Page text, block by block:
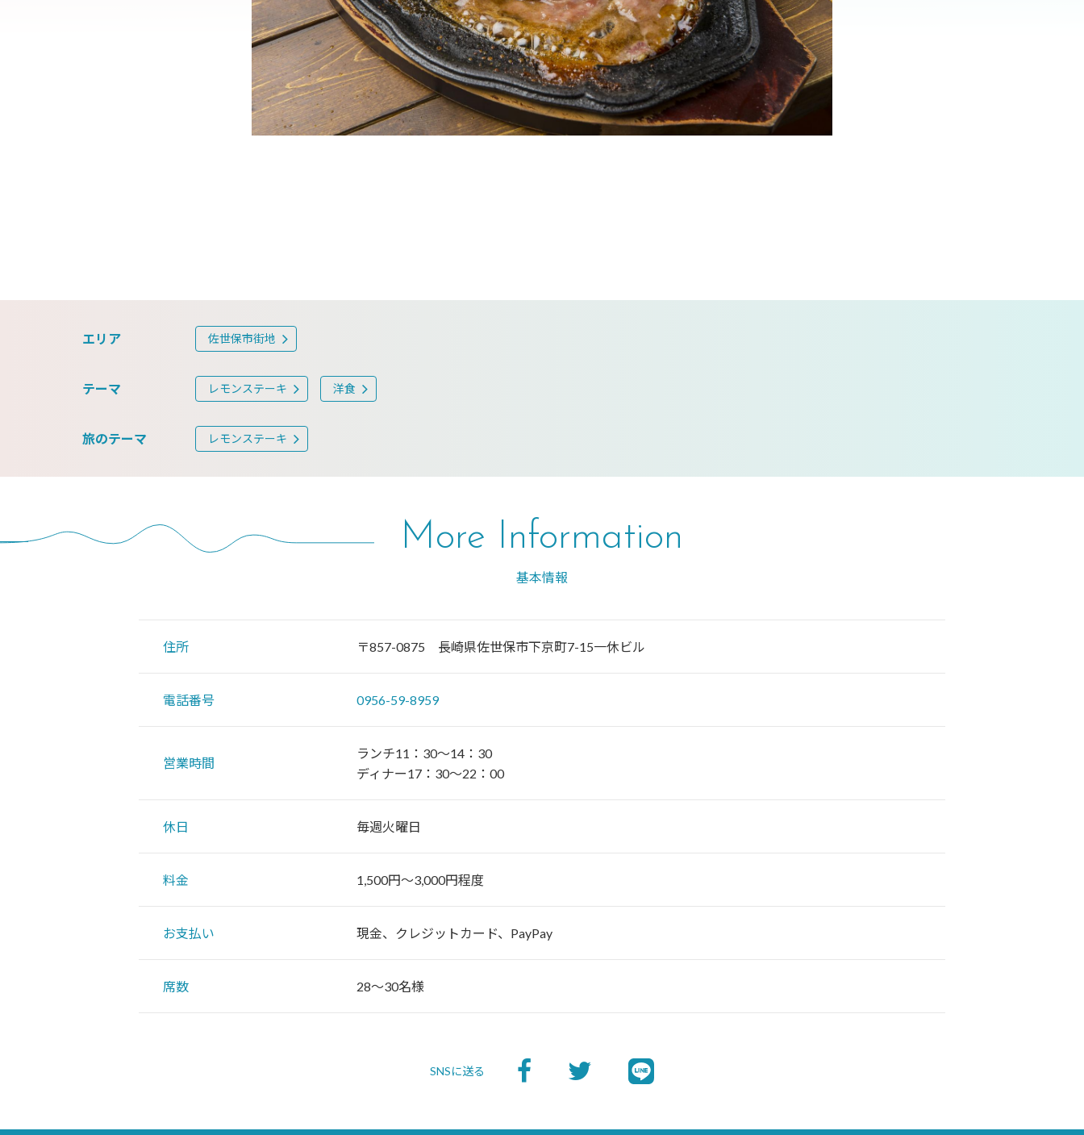
エリア 佐世保市街地
テーマ レモンステーキ 洋食
旅のテーマ レモンステーキ
More Information
基本情報
住所 〒857-0875 長崎県佐世保市下京町7-15一休ビル
電話番号 0956-59-8959
営業時間
ランチ11：30～14：30
ディナー17：30～22：00
休日 毎週火曜日
料金 1,500円～3,000円程度
お支払い 現金、クレジットカード、PayPay
席数 28～30名様
SNSに送る